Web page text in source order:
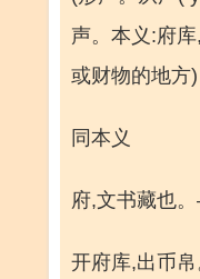
声。本义:府
或财物的地方)
同本义
府,文书藏也
开府库,出币